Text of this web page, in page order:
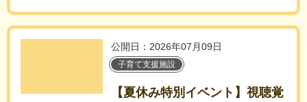
公開日：2026年07月09日
子育て支援施設
【夏休み特別イベント】視聴覚